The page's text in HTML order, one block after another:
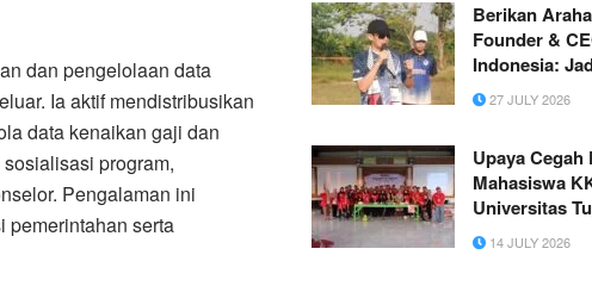
dan pengelolaan data
Ia aktif mendistribusikan
data kenaikan gaji dan
program,
Pengalaman ini
pemerintahan serta
Berikan
Founder &
Indonesia:
TNI Inspirasi
Jiwa
27 JULY 2026
Upaya Cegah
Mahasiswa
Universitas
Agustus 1945
Berdayakan
14 JULY 2026